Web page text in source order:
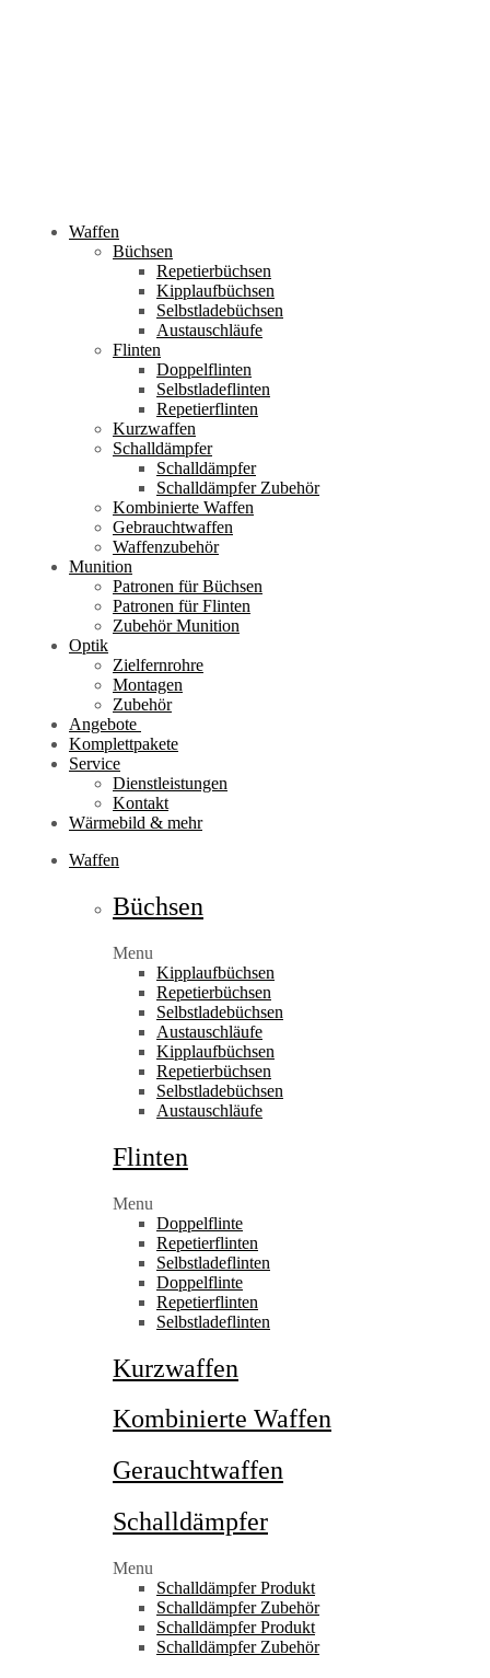
Waffen
Büchsen
Repetierbüchsen
Kipplaufbüchsen
Selbstladebüchsen
Austauschläufe
Flinten
Doppelflinten
Selbstladeflinten
Repetierflinten
Kurzwaffen
Schalldämpfer
Schalldämpfer
Schalldämpfer Zubehör
Kombinierte Waffen
Gebrauchtwaffen
Waffenzubehör
Munition
Patronen für Büchsen
Patronen für Flinten
Zubehör Munition
Optik
Zielfernrohre
Montagen
Zubehör
Angebote
Komplettpakete
Service
Dienstleistungen
Kontakt
Wärmebild & mehr
Waffen
Büchsen
Menu
Kipplaufbüchsen
Repetierbüchsen
Selbstladebüchsen
Austauschläufe
Kipplaufbüchsen
Repetierbüchsen
Selbstladebüchsen
Austauschläufe
Flinten
Menu
Doppelflinte
Repetierflinten
Selbstladeflinten
Doppelflinte
Repetierflinten
Selbstladeflinten
Kurzwaffen
Kombinierte Waffen
Gerauchtwaffen
Schalldämpfer
Menu
Schalldämpfer Produkt
Schalldämpfer Zubehör
Schalldämpfer Produkt
Schalldämpfer Zubehör